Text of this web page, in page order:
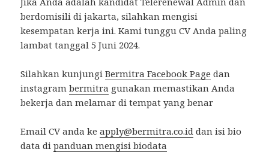
berdomisili di jakarta, silahkan mengisi
kesempatan kerja ini. Kami tunggu CV Anda paling
lambat tanggal 5 Juni 2024.
Silahkan kunjungiBermitra Facebook Page dan
instagrambermitra gunakan memastikan Anda
bekerja dan melamar di tempat yang benar
Email CV anda keapply@bermitra.co.id dan isi bio
data dipanduan mengisi biodata